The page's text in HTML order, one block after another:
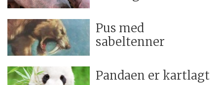
Pus med
sabeltenner
Pandaen er kartlagt